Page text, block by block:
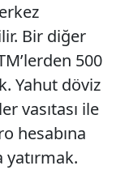
Bir diğer
500
Yahut döviz
vasıtası ile
hesabına
yatırmak.